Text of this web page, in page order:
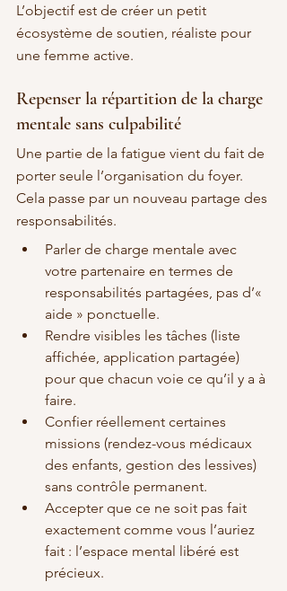
L’objectif est de créer un petit
écosystème de soutien, réaliste pour
une femme active.
Repenser la répartition de la charge
mentale sans culpabilité
Une partie de la fatigue vient du fait de
porter seule l’organisation du foyer.
Cela passe par un nouveau partage des
responsabilités.
Parler de charge mentale avec
votre partenaire en termes de
responsabilités partagées, pas d’«
aide » ponctuelle.
Rendre visibles les tâches (liste
affichée, application partagée)
pour que chacun voie ce qu’il y a à
faire.
Confier réellement certaines
missions (rendez-vous médicaux
des enfants, gestion des lessives)
sans contrôle permanent.
Accepter que ce ne soit pas fait
exactement comme vous l’auriez
fait : l’espace mental libéré est
précieux.